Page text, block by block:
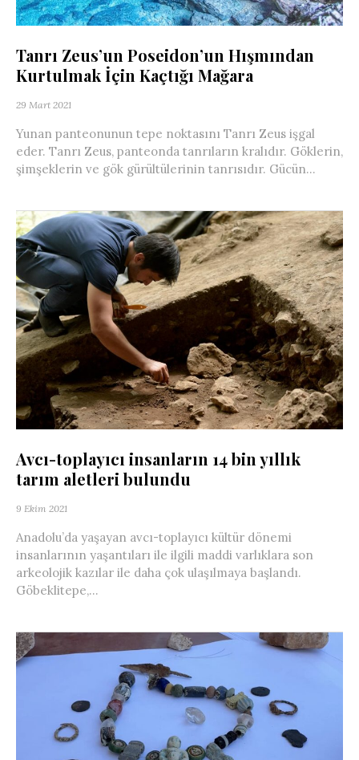
Tanrı Zeus’un Poseidon’un Hışmından
Kurtulmak İçin Kaçtığı Mağara
29 Mart 2021
Yunan panteonunun tepe noktasını Tanrı Zeus işgal
eder. Tanrı Zeus, panteonda tanrıların kralıdır. Göklerin,
şimşeklerin ve gök gürültülerinin tanrısıdır. Gücün...
Avcı-toplayıcı insanların 14 bin yıllık
tarım aletleri bulundu
9 Ekim 2021
Anadolu’da yaşayan avcı-toplayıcı kültür dönemi
insanlarının yaşantıları ile ilgili maddi varlıklara son
arkeolojik kazılar ile daha çok ulaşılmaya başlandı.
Göbeklitepe,...